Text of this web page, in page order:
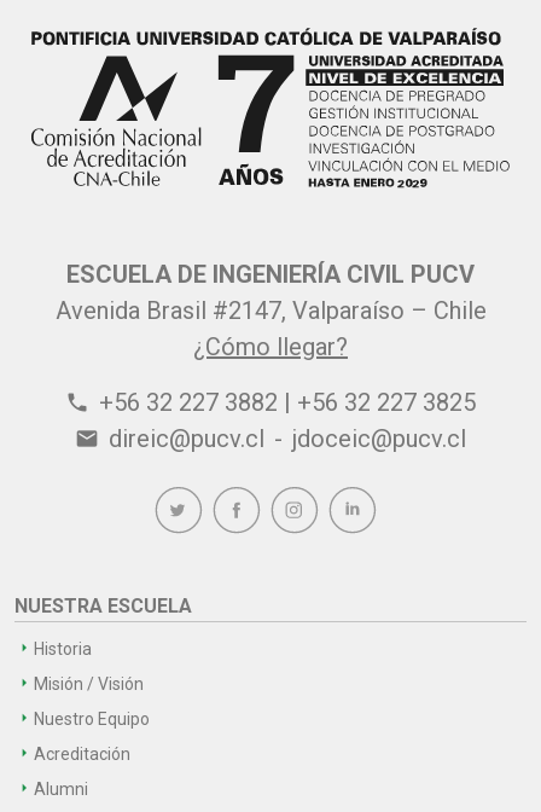
ESCUELA DE INGENIERÍA CIVIL PUCV
Avenida Brasil #2147, Valparaíso – Chile
¿Cómo llegar?
phone +56 32 227 3882 | +56 32 227 3825
email direic@pucv.cl - jdoceic@pucv.cl
NUESTRA ESCUELA
Historia
Misión / Visión
Nuestro Equipo
Acreditación
Alumni